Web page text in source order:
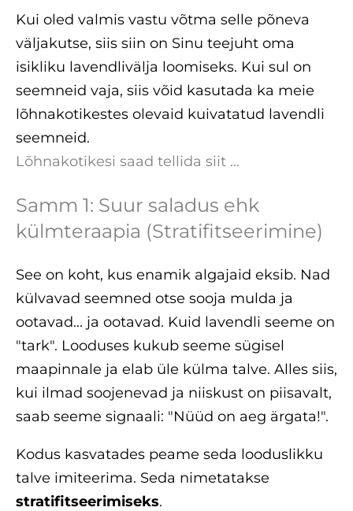
Kui oled valmis vastu võtma selle põneva
väljakutse, siis siin on Sinu teejuht oma
isikliku lavendlivälja loomiseks. Kui sul on
seemneid vaja, siis võid kasutada ka meie
lõhnakotikestes olevaid kuivatatud lavendli
seemneid.
Lõhnakotikesi saad tellida siit ...
Samm 1: Suur saladus ehk
külmteraapia (Stratifitseerimine)
See on koht, kus enamik algajaid eksib. Nad
külvavad seemned otse sooja mulda ja
ootavad... ja ootavad. Kuid lavendli seeme on
"tark". Looduses kukub seeme sügisel
maapinnale ja elab üle külma talve. Alles siis,
kui ilmad soojenevad ja niiskust on piisavalt,
saab seeme signaali: "Nüüd on aeg ärgata!".
Kodus kasvatades peame seda looduslikku
talve imiteerima. Seda nimetatakse
stratifitseerimiseks.